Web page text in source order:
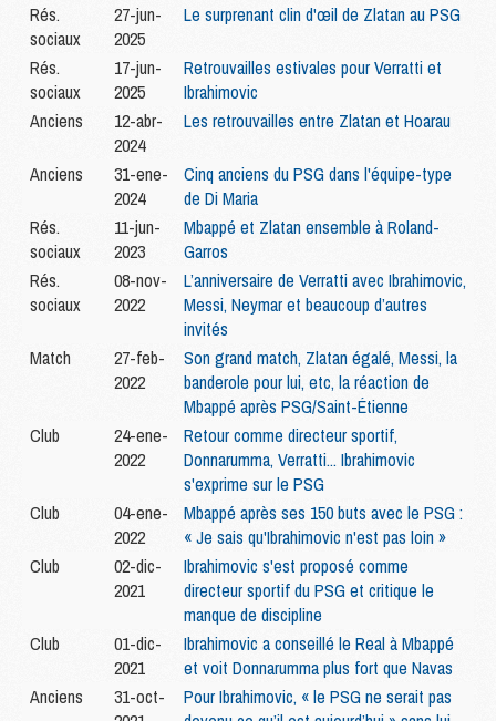
Rés.
sociaux
27-jun-
2025
Le surprenant clin d'œil de Zlatan au PSG
Rés.
sociaux
17-jun-
2025
Retrouvailles estivales pour Verratti et
Ibrahimovic
Anciens
12-abr-
2024
Les retrouvailles entre Zlatan et Hoarau
Anciens
31-ene-
2024
Cinq anciens du PSG dans l'équipe-type
de Di Maria
Rés.
sociaux
11-jun-
2023
Mbappé et Zlatan ensemble à Roland-
Garros
Rés.
sociaux
08-nov-
2022
L’anniversaire de Verratti avec Ibrahimovic,
Messi, Neymar et beaucoup d’autres
invités
Match
27-feb-
2022
Son grand match, Zlatan égalé, Messi, la
banderole pour lui, etc, la réaction de
Mbappé après PSG/Saint-Étienne
Club
24-ene-
2022
Retour comme directeur sportif,
Donnarumma, Verratti... Ibrahimovic
s'exprime sur le PSG
Club
04-ene-
2022
Mbappé après ses 150 buts avec le PSG :
« Je sais qu'Ibrahimovic n'est pas loin »
Club
02-dic-
2021
Ibrahimovic s'est proposé comme
directeur sportif du PSG et critique le
manque de discipline
Club
01-dic-
2021
Ibrahimovic a conseillé le Real à Mbappé
et voit Donnarumma plus fort que Navas
Anciens
31-oct-
Pour Ibrahimovic, « le PSG ne serait pas